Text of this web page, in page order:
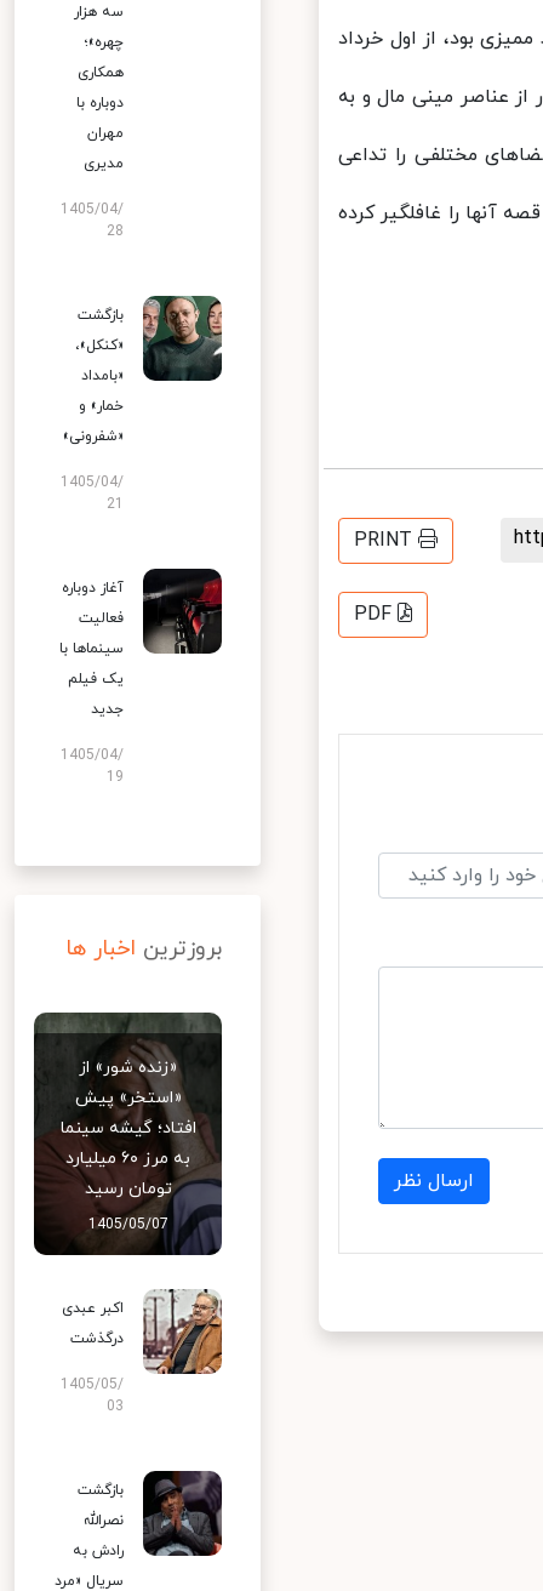
بود، از اول خرداد
عناصر مینی مال و به
مختلفی را تداعی
آنها را غافلگیر کرده
PRINT
PDF
ارسال نظر
سه هزار
چهره»؛
همکاری
دوباره با
مهران
مدیری
1405/04/
28
بازگشت
«کنکل»،
«بامداد
خمار» و
«شفرونی»
1405/04/
آغاز دوباره
فعالیت
سینماها با
یک فیلم
جدید
1405/04/
19
بروزترین اخبار ها
«زنده شور» از
«استخر» پیش
افتاد؛ گیشه سینما
به مرز ۶۰ میلیارد
تومان رسید
1405/05/07
اکبر عبدی
درگذشت
1405/05/
03
بازگشت
نصرالله
رادش به
سریال «مرد